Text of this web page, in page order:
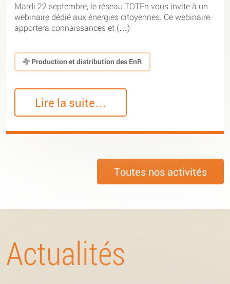
Mardi 22 septembre, le réseau TOTEn vous invite à un
webinaire dédié aux énergies citoyennes. Ce webinaire
apportera connaissances et (…)
Production et distribution des EnR
Lire la suite…
Toutes nos activités
Actualités